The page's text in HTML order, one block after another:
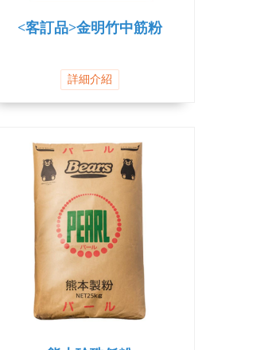
<客訂品>金明竹中筋粉
詳細介紹